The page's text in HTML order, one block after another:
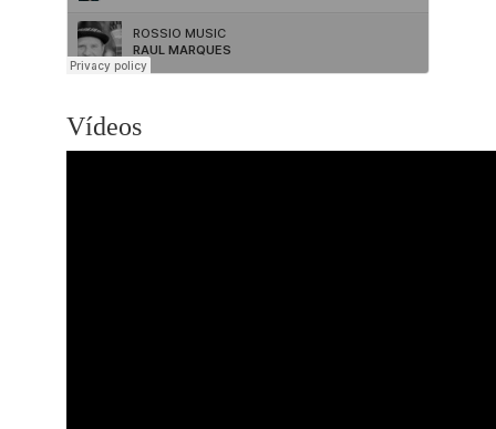
Vídeos